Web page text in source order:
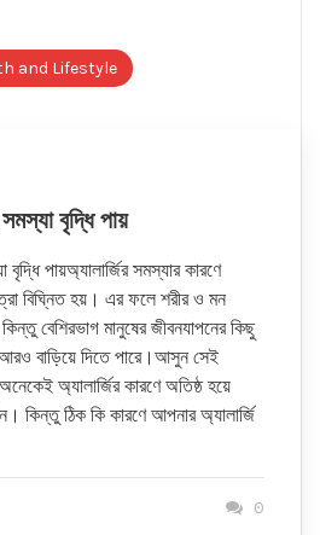
and Lifestyle
বৃদ্ধি পায়
বৃদ্ধি পায়অ্যালার্জির সমস্যার কারণে
বিঘ্নিত হয়। এর ফলে শরীর ও মন
বেশিরভাগ মানুষের জীবনযাপনের কিছু
আরও বাড়িয়ে দিতে পারে।আসুন সেই
অ্যালার্জির কারণে অতিষ্ঠ হয়ে
কিন্তু ঠিক কি কারণে আপনার অ্যালার্জি
0